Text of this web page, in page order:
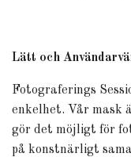
Lätt och
Fotograferings
enkelhet. Vår mask
gör det möjligt för
på konstnärligt